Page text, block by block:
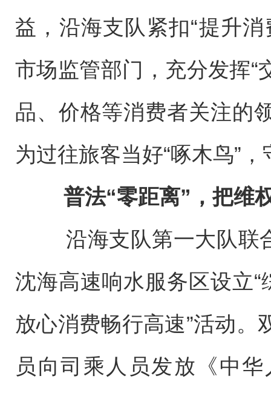
益，沿海支队紧扣“提升
市场监管部门，充分发挥“
品、价格等消费者关注的
为过往旅客当好“啄木鸟”
普法“零距离”，把维
沿海支队第一大队联合
沈海高速响水服务区设立“
放心消费畅行高速”活动。
员向司乘人员发放《中